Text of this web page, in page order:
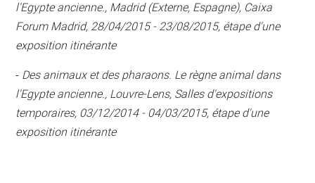
l'Egypte ancienne., Madrid (Externe, Espagne), Caixa
Forum Madrid, 28/04/2015 - 23/08/2015, étape d'une
exposition itinérante
- Des animaux et des pharaons. Le règne animal dans
l'Egypte ancienne., Louvre-Lens, Salles d'expositions
temporaires, 03/12/2014 - 04/03/2015, étape d'une
exposition itinérante